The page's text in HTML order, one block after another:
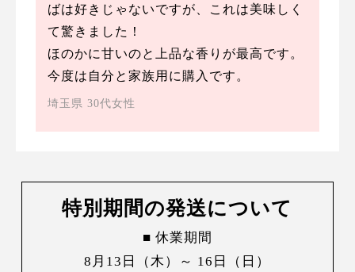
ばは好きじゃないですが、これは美味しく
て驚きました！
ほのかに甘いのと上品な香りが最高です。
今度は自分と家族用に購入です。
埼玉県 30代女性
特別期間の発送について
■ 休業期間
8月13日（木）～ 16日（日）